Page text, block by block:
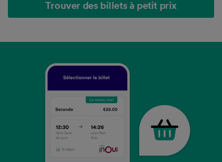
Trouver des billets à petit prix